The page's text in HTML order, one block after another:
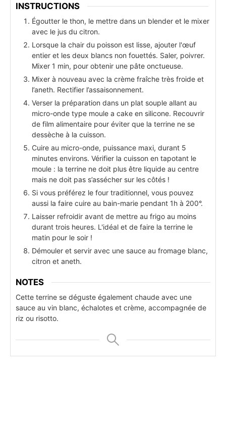
INSTRUCTIONS
Égoutter le thon, le mettre dans un blender et le mixer
avec le jus du citron.
Lorsque la chair du poisson est lisse, ajouter l'œuf
entier et les deux blancs non fouettés. Saler, poivrer.
Mixer 1 min, pour obtenir une pâte onctueuse.
Mixer à nouveau avec la crème fraîche très froide et
l’aneth. Rectifier l’assaisonnement.
Verser la préparation dans un plat souple allant au
micro-onde type moule a cake en silicone. Recouvrir
de film alimentaire pour éviter que la terrine ne se
dessèche à la cuisson.
Cuire au micro-onde, puissance maxi, durant 5
minutes environs. Vérifier la cuisson en tapotant le
moule : la terrine ne doit plus être liquide au centre
mais ne doit pas s’assécher sur les côtés !
Si vous préférez le four traditionnel, vous pouvez
aussi la faire cuire au bain-marie pendant 1h à 200°.
Laisser refroidir avant de mettre au frigo au moins
durant trois heures. L'idéal et de faire la terrine le
matin pour le soir !
Démouler et servir avec une sauce au fromage blanc,
citron et aneth.
NOTES
Cette terrine se déguste également chaude avec une
sauce au vin blanc, échalotes et crème, accompagnée de
riz ou risotto.